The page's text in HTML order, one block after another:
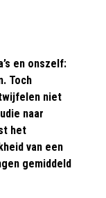
en onszelf:
Toch
niet
naar
het
van een
gemiddeld